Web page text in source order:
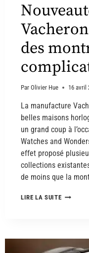
des
Par Olivier Hue 16 avril
La manufacture
belles maisons
un grand coup à
Watches and
effet proposé
collections
de moins que la
LIRE LA SUITE